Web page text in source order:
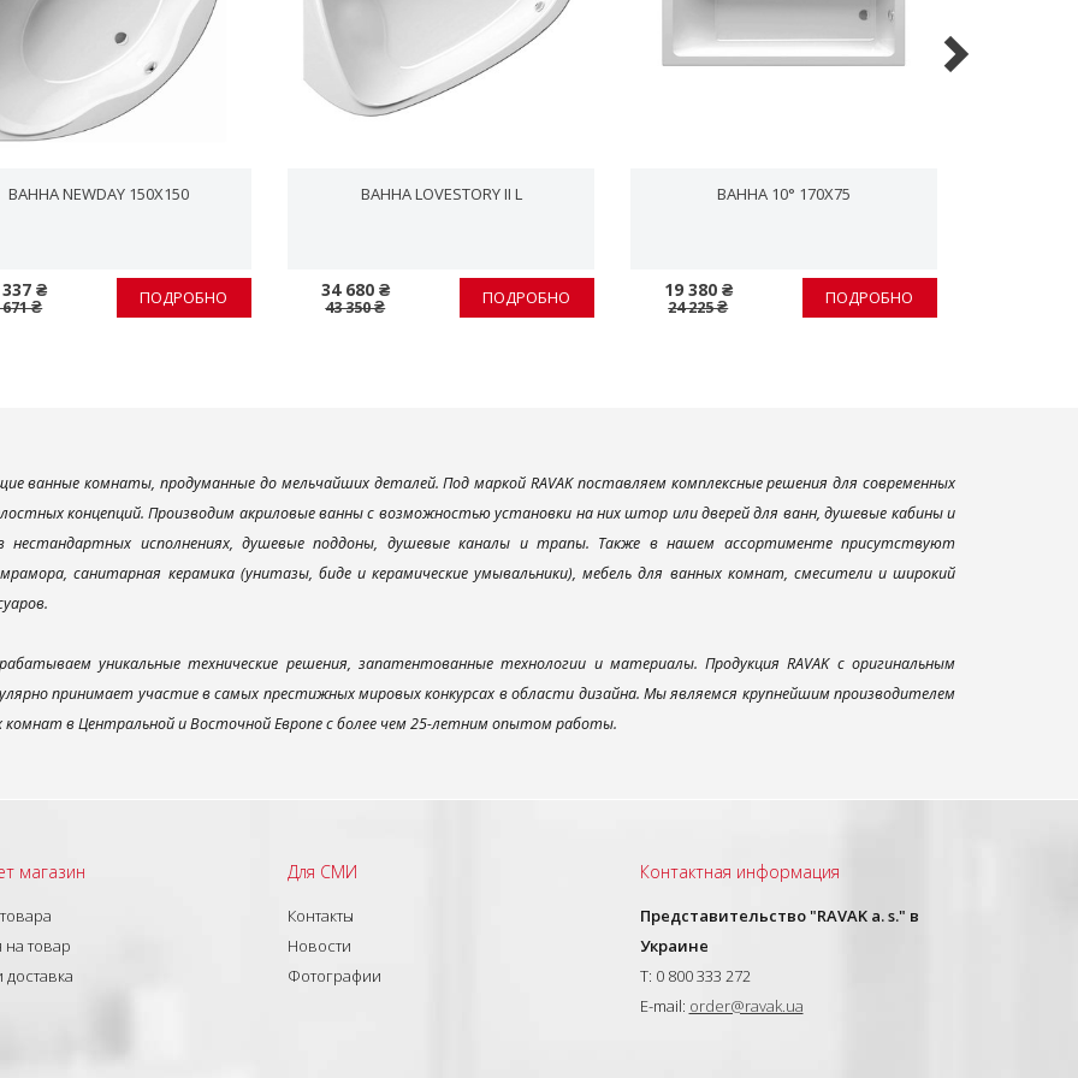
ВАННА NEWDAY 150X150
₴
671 ₴ ПОДРОБНО
ВАННА LOVESTORY II L
34 680 ₴
43 350 ₴ ПОДРОБНО
ВАННА 10° 170X75
19 380 ₴
24 225 ₴ ПОДРОБНО
ванные комнаты, продуманные до мельчайших деталей. Под маркой RAVAK поставляем комплексные решения для современных
концепций. Производим акриловые ванны с возможностью установки на них штор или дверей для ванн, душевые кабины и
исполнениях, душевые поддоны, душевые каналы и трапы. Также в нашем ассортименте присутствуют
санитарная керамика (унитазы, биде и керамические умывальники), мебель для ванных комнат, смесители и широкий
уникальные технические решения, запатентованные технологии и материалы. Продукция RAVAK с оригинальным
принимает участие в самых престижных мировых конкурсах в области дизайна. Мы являемся крупнейшим производителем
комнат в Центральной и Восточной Европе с более чем 25-летним опытом работы.
магазин
на товар
доставка
Для СМИ
Контакты
Новости
Фотографии
Контактная информация
Представительство "RAVAK a. s." в
Украине
T: 0 800 333 272
E-mail: order@ravak.ua